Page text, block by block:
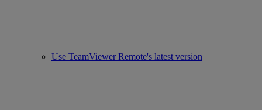
Use TeamViewer Remote's latest version